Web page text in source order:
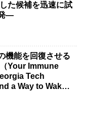
た候補を迅速に試
―
機能を回復させる
Your Immune
Tech
a Way to Wake